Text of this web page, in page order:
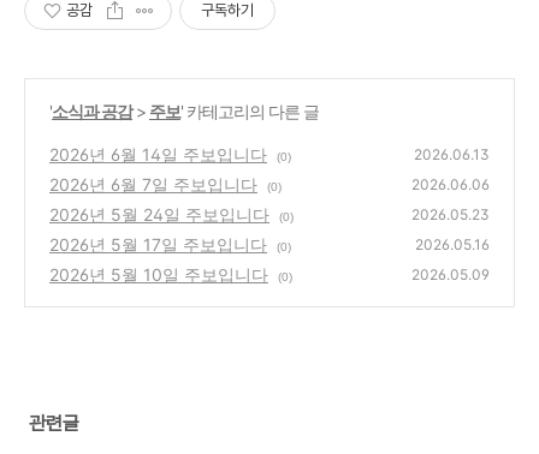
공감 구독하기
'소식과 공감> 주보' 카테고리의 다른 글
2026년 6월 14일 주보입니다 (0) 2026.06.13
2026년 6월 7일 주보입니다 (0) 2026.06.06
2026년 5월 24일 주보입니다 (0) 2026.05.23
2026년 5월 17일 주보입니다 (0) 2026.05.16
2026년 5월 10일 주보입니다 (0) 2026.05.09
관련글